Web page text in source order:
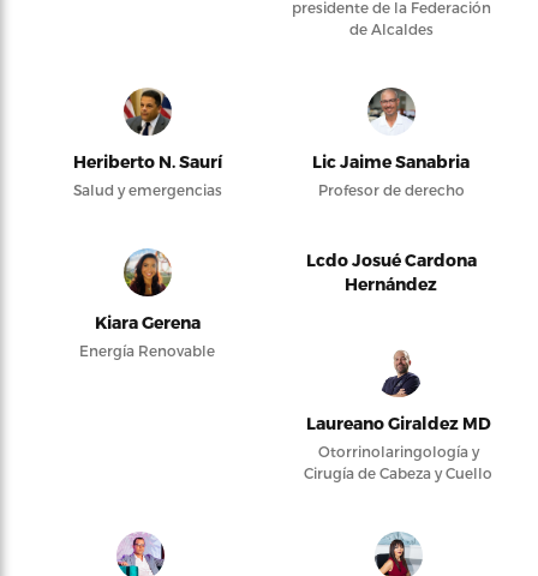
presidente de la Federación
de Alcaldes
Heriberto N. Saurí
Salud y emergencias
Lic Jaime Sanabria
Profesor de derecho
Kiara Gerena
Energía Renovable
Lcdo Josué Cardona
Hernández
Laureano Giraldez MD
Otorrinolaringología y
Cirugía de Cabeza y Cuello